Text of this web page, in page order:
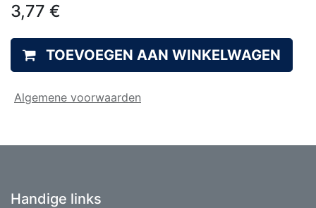
3,77 €
TOEVOEGEN AAN WINKELWAGEN
Algemene voorwaarden
Handige links